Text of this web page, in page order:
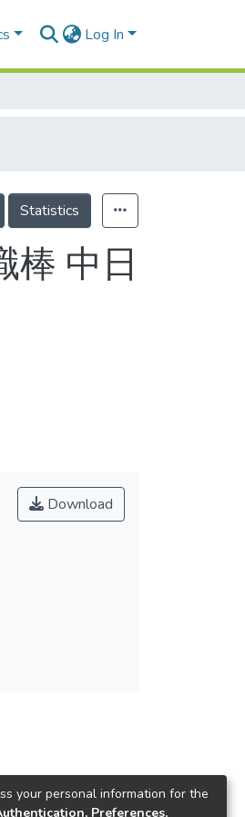
Log In
Statistics
棒 中日
Download
your personal information for the
Preferences,